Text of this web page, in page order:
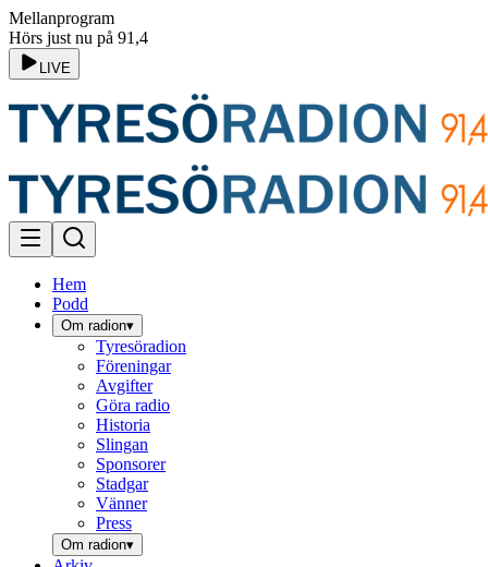
Mellanprogram
Hörs just nu på 91,4
LIVE
Hem
Podd
Om radion▾
Tyresöradion
Föreningar
Avgifter
Göra radio
Historia
Slingan
Sponsorer
Stadgar
Vänner
Press
Om radion▾